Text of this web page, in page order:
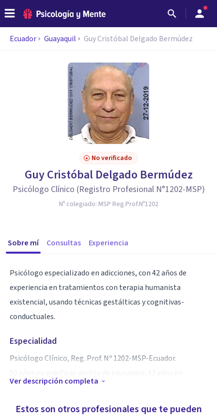
Ecuador Guayaquil Guy Cristóbal Delgado Bermúdez
No verificado
Guy Cristóbal Delgado Bermúdez
Psicólogo Clínico (Registro Profesional N°1202-MSP)
Nº colegiado: MSP Reg.Prof.Nº1202
Sobre mí Consultas Experiencia
Psicólogo especializado en adicciones, con 42 años de
experiencia en tratamientos con terapia humanista
existencial, usando técnicas gestálticas y cognitivas-
conductuales.
Especialidad
Psicólogo Clínico, Reg. Prof. Nº 1202-MSP-Ecuador.
tratamientos de consumidores de SPA (substancias Psico-
Ver descripción completa
Estos son otros profesionales que te pueden